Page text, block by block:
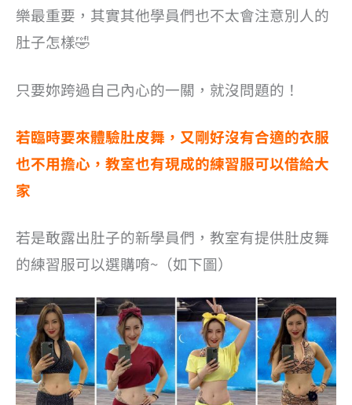
樂最重要，其實其他學員們也不太會注意別人的
肚子怎樣🤣
只要妳跨過自己內心的一關，就沒問題的！
若臨時要來體驗肚皮舞，又剛好沒有合適的衣服
也不用擔心，教室也有現成的練習服可以借給大
家
若是敢露出肚子的新學員們，教室有提供肚皮舞
的練習服可以選購唷~（如下圖）